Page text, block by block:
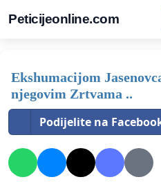
Peticijeonline.com
Ekshumacijom
njegovim Zrtvama ..
Podijelite na